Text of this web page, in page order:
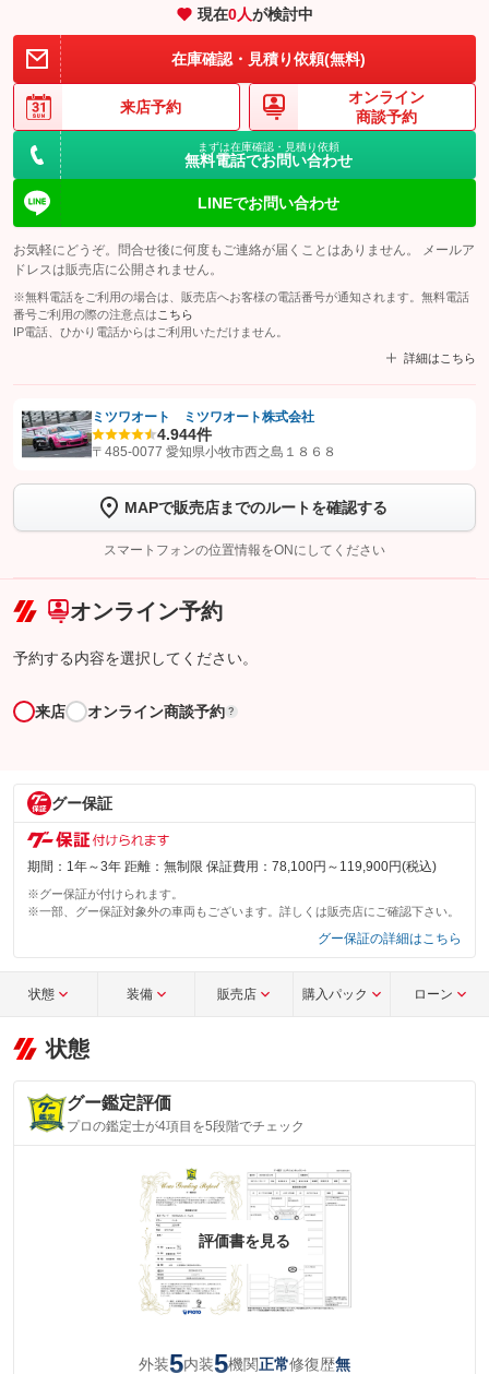
現在0人が検討中
在庫確認・見積り依頼(無料)
来店予約
オンライン
商談予約
まずは在庫確認・見積り依頼
無料電話でお問い合わせ
LINEでお問い合わせ
お気軽にどうぞ。問合せ後に何度もご連絡が届くことはありません。 メールア
ドレスは販売店に公開されません。
※無料電話をご利用の場合は、販売店へお客様の電話番号が通知されます。無料電話
番号ご利用の際の注意点は こちら
IP電話、ひかり電話からはご利用いただけません。
詳細はこちら
【STEP1】認証画面でグーネットを友だち追加してから「許可する」ボタンを押
トーク画面で
ボタンをタップして問い合わせを
完了してください。
こちら
ミツワオート ミツワオート株式会社
4.944件
〒485-0077 愛知県小牧市西之島１８６８
MAPで販売店までのルートを確認する
スマートフォンの位置情報をONにしてください
オンライン予約
予約する内容を選択してください。
来店 オンライン商談予約 ?
グー保証
期間：1年～3年 距離：無制限 保証費用：78,100円～119,900円(税込)
※グー保証が付けられます。
※一部、グー保証対象外の車両もございます。詳しくは販売店にご確認下さい。
グー保証の詳細はこちら
状態 装備 販売店 購入パック ローン
状態
グー鑑定評価
プロの鑑定士が4項目を5段階でチェック
評価書を見る
外装5内装5機関正常修復歴無